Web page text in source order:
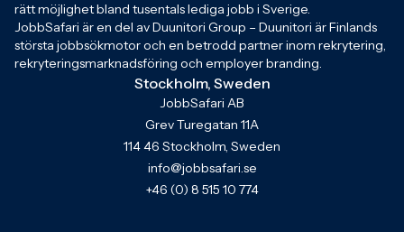
rätt möjlighet bland tusentals lediga jobb i Sverige.
JobbSafari är en del av Duunitori Group – Duunitori är Finlands
största jobbsökmotor och en betrodd partner inom rekrytering,
rekryteringsmarknadsföring och employer branding.
Stockholm, Sweden
JobbSafari AB
Grev Turegatan 11A
114 46 Stockholm, Sweden
info@jobbsafari.se
+46 (0) 8 515 10 774